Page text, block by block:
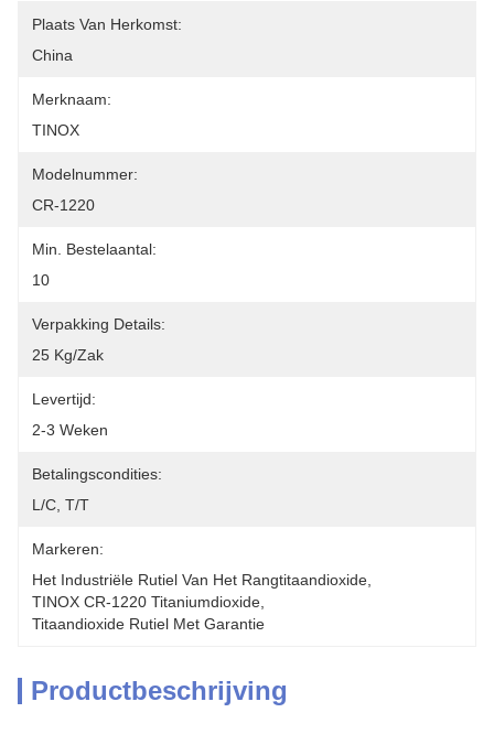
Plaats Van Herkomst:
China
Merknaam:
TINOX
Modelnummer:
CR-1220
Min. Bestelaantal:
10
Verpakking Details:
25 Kg/zak
Levertijd:
2-3 Weken
Betalingscondities:
L/C, T/T
Markeren:
Het Industriële Rutiel Van Het Rangtitaandioxide
TINOX CR-1220 Titaniumdioxide
Titaandioxide Rutiel Met Garantie
Productbeschrijving